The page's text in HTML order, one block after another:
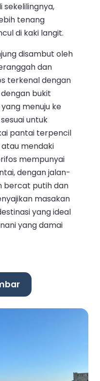
sekelilingnya,
tenang
di kaki langit.
disambut oleh
dan
terkenal dengan
bukit
menuju ke
untuk
pantai terpencil
atau mendaki
mempunyai
dengan jalan-
bercat putih dan
masakan
yang ideal
yang damai